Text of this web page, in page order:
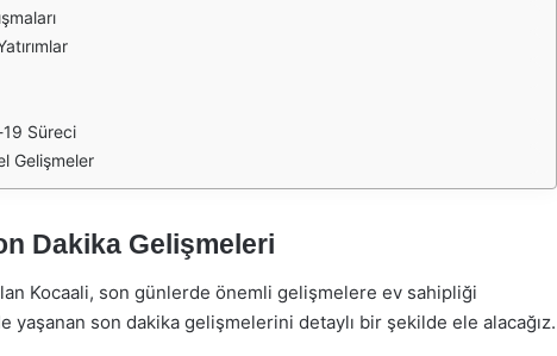
Süreci
Gelişmeler
Dakika Gelişmeleri
Kocaali, son günlerde önemli gelişmelere ev sahipliği
yaşanan son dakika gelişmelerini detaylı bir şekilde ele alacağız.